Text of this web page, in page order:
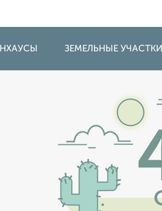
ЗЕМЕЛЬНЫЕ УЧАСТКИ